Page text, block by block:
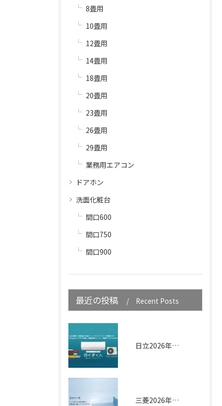
8畳用
10畳用
12畳用
14畳用
18畳用
20畳用
23畳用
26畳用
29畳用
業務用エアコン
ドアホン
洗面化粧台
間口600
間口750
間口900
最近の投稿 Recent Posts
日立2026年｜白くまくん XJシリーズ
三菱2026年｜Zシリーズ